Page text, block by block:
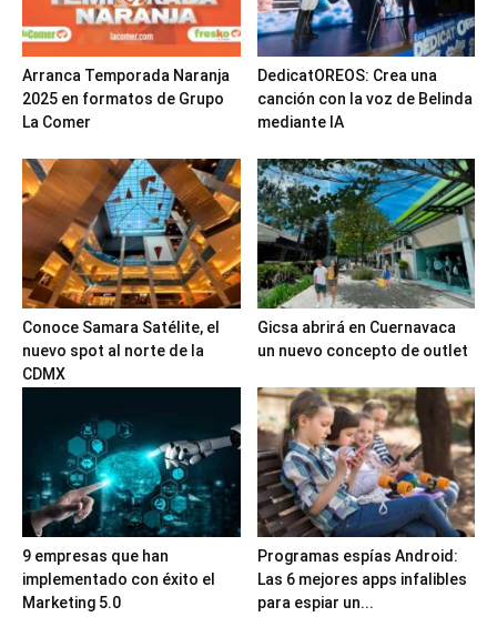
Arranca Temporada Naranja
2025 en formatos de Grupo
La Comer
DedicatOREOS: Crea una
canción con la voz de Belinda
mediante IA
Conoce Samara Satélite, el
nuevo spot al norte de la
CDMX
Gicsa abrirá en Cuernavaca
un nuevo concepto de outlet
9 empresas que han
implementado con éxito el
Marketing 5.0
Programas espías Android:
Las 6 mejores apps infalibles
para espiar un...